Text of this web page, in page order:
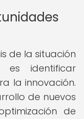
de la situación
es identificar
la innovación.
de nuevos
de